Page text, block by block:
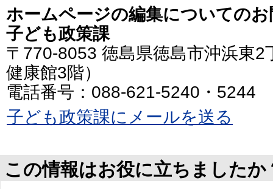
ホームページの編集についての
子ども政策課
〒770-8053 徳島県徳島市沖浜東
健康館3階）
電話番号：088-621-5240・5244
子ども政策課にメールを送る
この情報はお役に立ちましたか